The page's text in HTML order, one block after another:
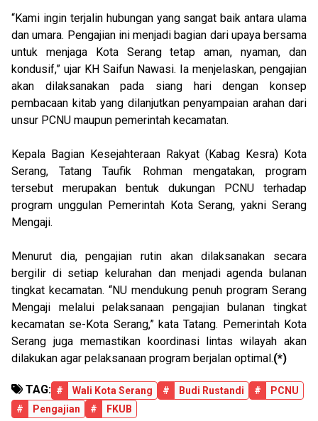
“Kami ingin terjalin hubungan yang sangat baik antara ulama
dan umara. Pengajian ini menjadi bagian dari upaya bersama
untuk menjaga Kota Serang tetap aman, nyaman, dan
kondusif,” ujar KH Saifun Nawasi. Ia menjelaskan, pengajian
akan dilaksanakan pada siang hari dengan konsep
pembacaan kitab yang dilanjutkan penyampaian arahan dari
unsur PCNU maupun pemerintah kecamatan.
Kepala Bagian Kesejahteraan Rakyat (Kabag Kesra) Kota
Serang, Tatang Taufik Rohman mengatakan, program
tersebut merupakan bentuk dukungan PCNU terhadap
program unggulan Pemerintah Kota Serang, yakni Serang
Mengaji.
Menurut dia, pengajian rutin akan dilaksanakan secara
bergilir di setiap kelurahan dan menjadi agenda bulanan
tingkat kecamatan. “NU mendukung penuh program Serang
Mengaji melalui pelaksanaan pengajian bulanan tingkat
kecamatan se-Kota Serang,” kata Tatang. Pemerintah Kota
Serang juga memastikan koordinasi lintas wilayah akan
dilakukan agar pelaksanaan program berjalan optimal.(*)
TAG: # Wali Kota Serang # Budi Rustandi #
PCNU
#
Pengajian # FKUB